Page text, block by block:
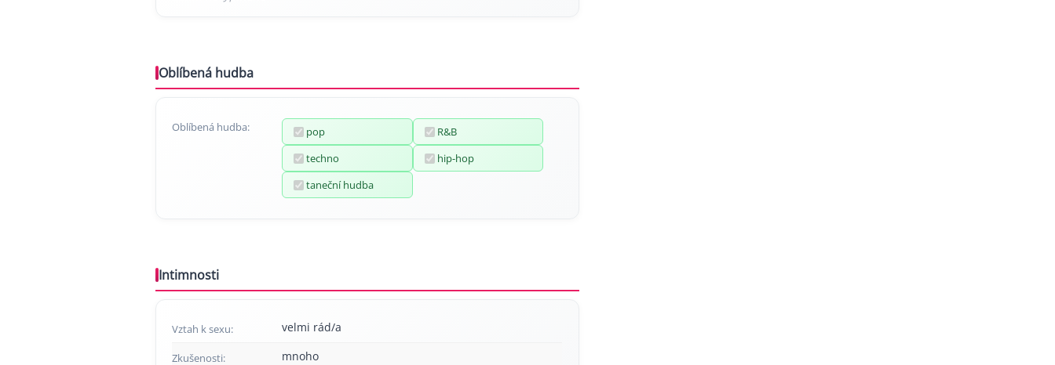
Oblíbená hudba
Oblíbená hudba: pop
R&B
techno
hip-hop
taneční hudba
Intimnosti
Vztah k sexu: velmi rád/a
Zkušenosti: mnoho